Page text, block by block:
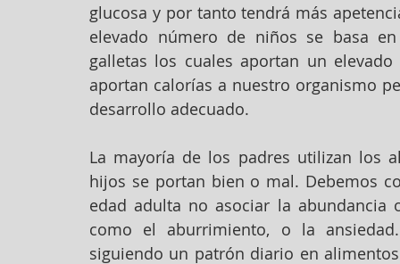
glucosa y por tanto tendrá más
elevado número de niños se basa
galletas los cuales aportan un
aportan calorías a nuestro organismo
desarrollo adecuado.
La mayoría de los padres utilizan los
hijos se portan bien o mal. Debemos
edad adulta no asociar la abundancia
como el aburrimiento, o la
siguiendo un patrón diario en